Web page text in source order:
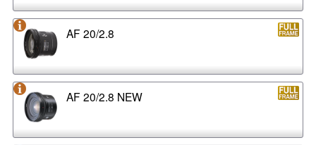
AF 20/2.8
AF 20/2.8 NEW